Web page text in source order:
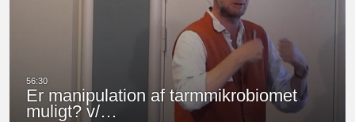
Er manipulation af tarmmikrobiomet
muligt? v/…